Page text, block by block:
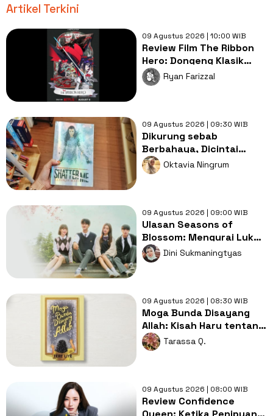
Artikel Terkini
09 Agustus 2026 | 10:00 WIB
Review Film The Ribbon
Hero: Dongeng Klasik
Tezuka dalam Balutan
Modernitas
Ryan Farizzal
09 Agustus 2026 | 09:30 WIB
Dikurung sebab
Berbahaya, Dicintai
sebab Berbeda: Juliette
dalam Shatter Me
Oktavia Ningrum
09 Agustus 2026 | 09:00 WIB
Ulasan Seasons of
Blossom: Mengurai Luka,
Duka, dan Tekanan Masa
Remaja
Dini Sukmaningtyas
09 Agustus 2026 | 08:30 WIB
Moga Bunda Disayang
Allah: Kisah Haru tentang
Kasih Sayang dan
Perjuangan
Tarassa Q.
09 Agustus 2026 | 08:00 WIB
Review Confidence